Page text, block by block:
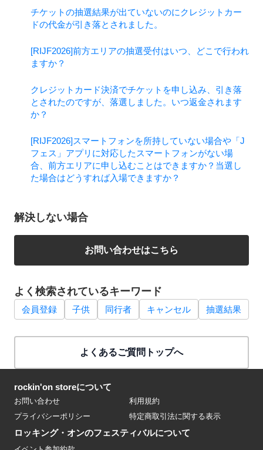
チケットの抽選結果が出ていないのにクレジットカー
ドの代金が引き落とされました。
[RIJF2026]前方エリアの抽選受付はいつ、どこで行われ
ますか？
クレジットカード決済でチケットを申し込み、引き落
とされたのですが、落選しました。いつ返金されます
か？
[RIJF2026]スマートフォンを所持していない場合や「J
フェス」アプリに対応したスマートフォンがない場
合、前方エリアに申し込むことはできますか？当選し
た場合はどうすれば入場できますか？
解決しない場合
お問い合わせはこちら
よく検索されているキーワード
会員登録 子供 同行者 キャンセル 抽選結果
よくあるご質問トップへ
rockin'on storeについて
お問い合わせ
利用規約
プライバシーポリシー
特定商取引法に関する表示
ロッキング・オンのフェスティバルについて